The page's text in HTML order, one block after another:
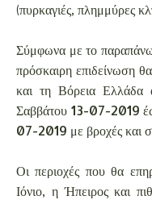
(πυρκαγιές, πλημμύρες
Σύμφωνα με το παραπάνω
πρόσκαιρη επιδείνωση
και τη Βόρεια Ελλάδα
Σαββάτου 13-07-2019
07-2019 με βροχές και
Οι περιοχές που θα
Ιόνιο, η Ήπειρος και